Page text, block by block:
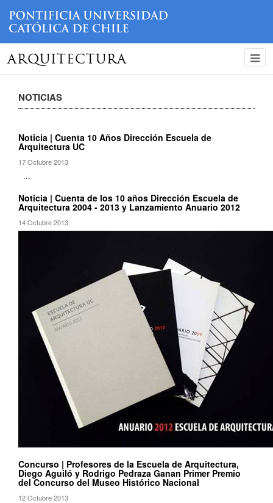
ARQUITECTURA
NOTICIAS
Noticia | Cuenta 10 Años Dirección Escuela de
Arquitectura UC
17 Octubre 2013
...
Noticia | Cuenta de los 10 años Dirección Escuela de
Arquitectura 2004 - 2013 y Lanzamiento Anuario 2012
14 Octubre 2013
Concurso | Profesores de la Escuela de Arquitectura,
Diego Aguiló y Rodrigo Pedraza Ganan Primer Premio
del Concurso del Museo Histórico Nacional
12 Octubre 2013